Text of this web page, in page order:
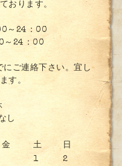
おります。
～24：00
～24：00
ご連絡下さい。宜し
す。
し
金 土
日
1
2